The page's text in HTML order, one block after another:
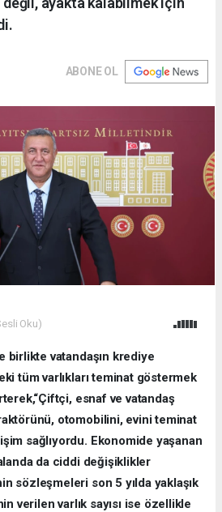
ABONE OL
Oku)
birlikte vatandaşın krediye
tüm varlıkları teminat göstermek
esnaf ve vatandaş
otomobilini, evini teminat
sağlıyordu. Ekonomide yaşanan
da ciddi değişiklikler
sözleşmeleri son 5 yılda yaklaşık
verilen varlık sayısı ise özellikle